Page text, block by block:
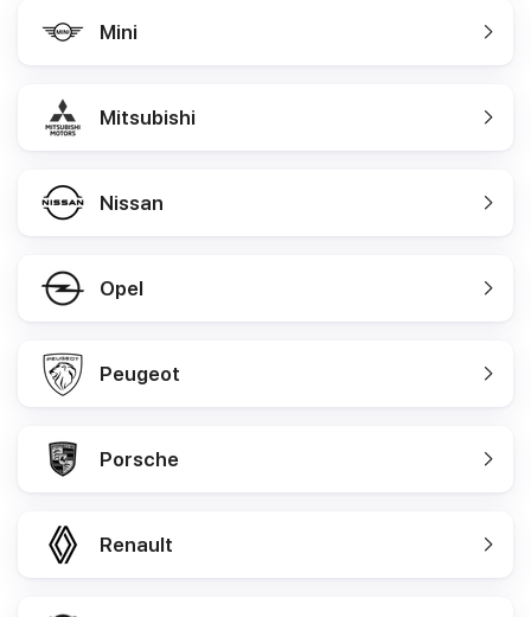
Mini
Mitsubishi
Nissan
Opel
Peugeot
Porsche
Renault